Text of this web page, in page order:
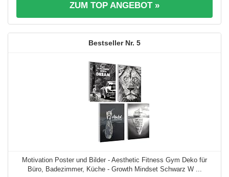
ZUM TOP ANGEBOT »
5
Motivation Poster und Bilder - Aesthetic Fitness Gym Deko für
Büro, Badezimmer, Küche - Growth Mindset Schwarz W ...